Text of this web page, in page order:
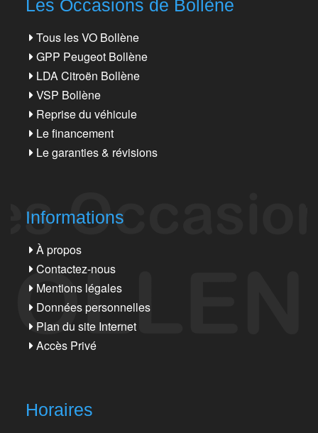
Les Occasions de Bollène
Tous les VO Bollène
GPP Peugeot Bollène
LDA Citroën Bollène
VSP Bollène
Reprise du véhicule
Le financement
Le garanties & révisions
Informations
À propos
Contactez-nous
Mentions légales
Données personnelles
Plan du site Internet
Accès Privé
Horaires